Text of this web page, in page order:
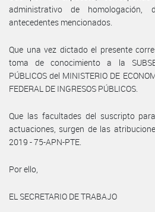
administrativo de
antecedentes mencionados.
Que una vez dictado el presente
toma de conocimiento a la
PÚBLICOS del MINISTERIO DE
FEDERAL DE INGRESOS PÚBLICOS.
Que las facultades del suscripto
actuaciones, surgen de las
2019 - 75-APN-PTE.
Por ello,
EL SECRETARIO DE TRABAJO